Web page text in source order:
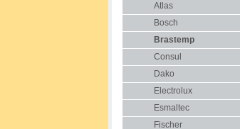
Atlas
Bosch
Brastemp
Consul
Dako
Electrolux
Esmaltec
Fischer